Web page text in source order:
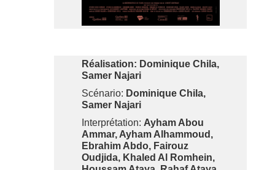
Réalisation: Dominique Chila,
Samer Najari
Scénario: Dominique Chila,
Samer Najari
Interprétation: Ayham Abou
Ammar, Ayham Alhammoud,
Ebrahim Abdo, Fairouz
Oudjida, Khaled Al Romhein,